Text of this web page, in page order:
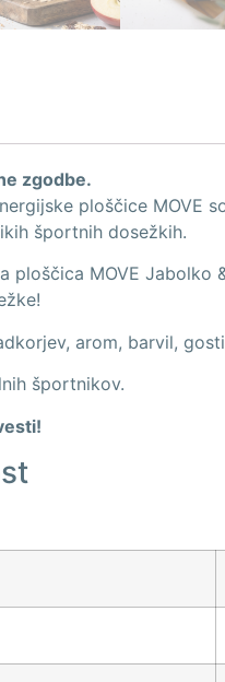
zgodbe.
ploščice MOVE
športnih dosežkih.
ploščica MOVE
arom, barvil,
športnikov.